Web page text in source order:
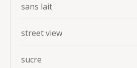
sans lait
street view
sucre